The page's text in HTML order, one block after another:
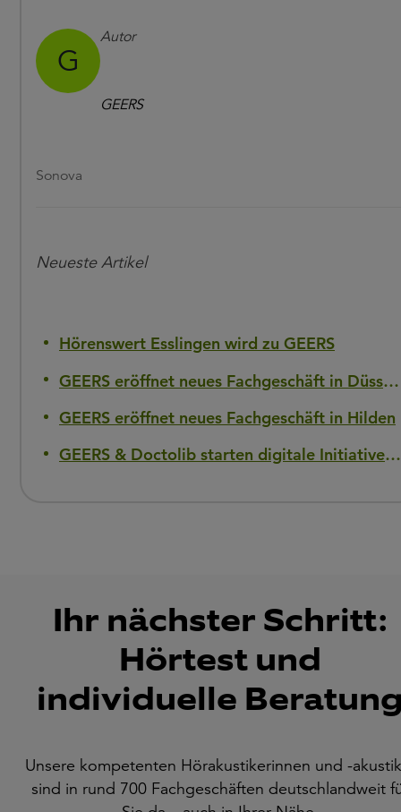
G
Autor
GEERS
Sonova
Neueste Artikel
Hörenswert Esslingen wird zu GEERS
GEERS eröffnet neues Fachgeschäft in Düsseldorf-Flingern
GEERS eröffnet neues Fachgeschäft in Hilden
GEERS & Doctolib starten digitale Initiative gegen Hörverlust
Ihr nächster Schritt:
Hörtest und
individuelle
Unsere kompetenten Hörakustikerinnen und -
sind in rund 700 Fachgeschäften deutschlandweit